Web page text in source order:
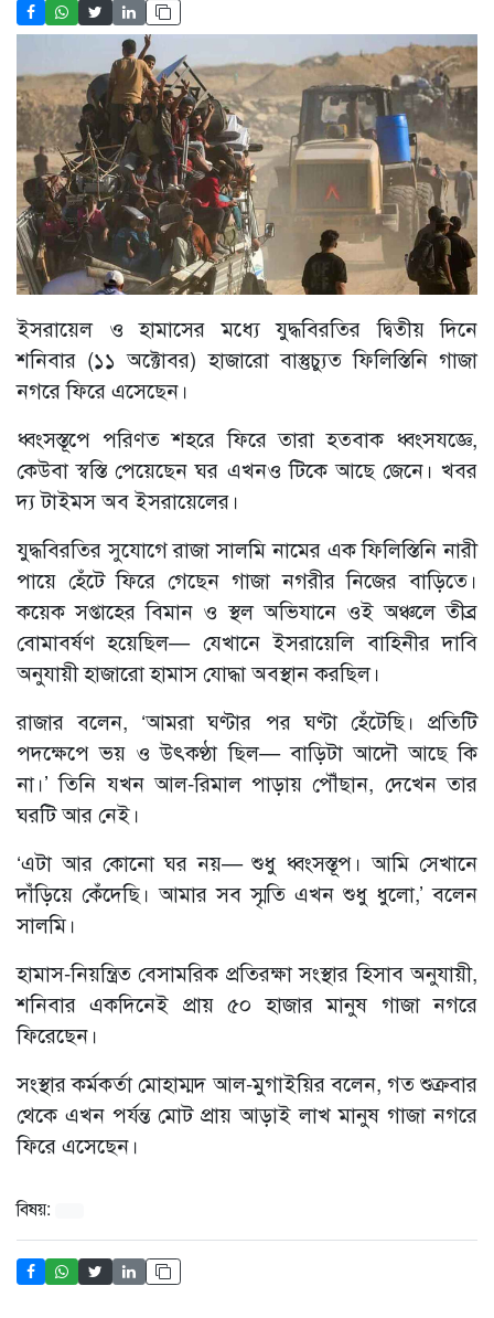
ইসরায়েল ও হামাসের মধ্যে যুদ্ধবিরতির দ্বিতীয় দিনে
শনিবার (১১ অক্টোবর) হাজারো বাস্তুচ্যুত ফিলিস্তিনি গাজা
নগরে ফিরে এসেছেন।
ধ্বংসস্তূপে পরিণত শহরে ফিরে তারা হতবাক ধ্বংসযজ্ঞে,
কেউবা স্বস্তি পেয়েছেন ঘর এখনও টিকে আছে জেনে। খবর
দ্য টাইমস অব ইসরায়েলের।
যুদ্ধবিরতির সুযোগে রাজা সালমি নামের এক ফিলিস্তিনি নারী
পায়ে হেঁটে ফিরে গেছেন গাজা নগরীর নিজের বাড়িতে।
কয়েক সপ্তাহের বিমান ও স্থল অভিযানে ওই অঞ্চলে তীব্র
বোমাবর্ষণ হয়েছিল— যেখানে ইসরায়েলি বাহিনীর দাবি
অনুযায়ী হাজারো হামাস যোদ্ধা অবস্থান করছিল।
রাজার বলেন, ‌‘আমরা ঘণ্টার পর ঘণ্টা হেঁটেছি। প্রতিটি
পদক্ষেপে ভয় ও উৎকণ্ঠা ছিল— বাড়িটা আদৌ আছে কি
না।’ তিনি যখন আল-রিমাল পাড়ায় পৌঁছান, দেখেন তার
ঘরটি আর নেই।
‘এটা আর কোনো ঘর নয়— শুধু ধ্বংসস্তূপ। আমি সেখানে
দাঁড়িয়ে কেঁদেছি। আমার সব স্মৃতি এখন শুধু ধুলো,’ বলেন
সালমি।
হামাস-নিয়ন্ত্রিত বেসামরিক প্রতিরক্ষা সংস্থার হিসাব অনুযায়ী,
শনিবার একদিনেই প্রায় ৫০ হাজার মানুষ গাজা নগরে
ফিরেছেন।
সংস্থার কর্মকর্তা মোহাম্মদ আল-মুগাইয়ির বলেন, গত শুক্রবার
থেকে এখন পর্যন্ত মোট প্রায় আড়াই লাখ মানুষ গাজা নগরে
ফিরে এসেছেন।
বিষয়: